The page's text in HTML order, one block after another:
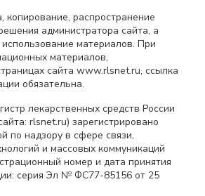
распространение
администратора сайта, а
материалов. При
материалов,
сайта www.rlsnet.ru, ссылка
обязательна.
лекарственных средств России
rlsnet.ru) зарегистрировано
по надзору в сфере связи,
и массовых коммуникаций
номер и дата принятия
серия Эл № ФС77-85156 от 25